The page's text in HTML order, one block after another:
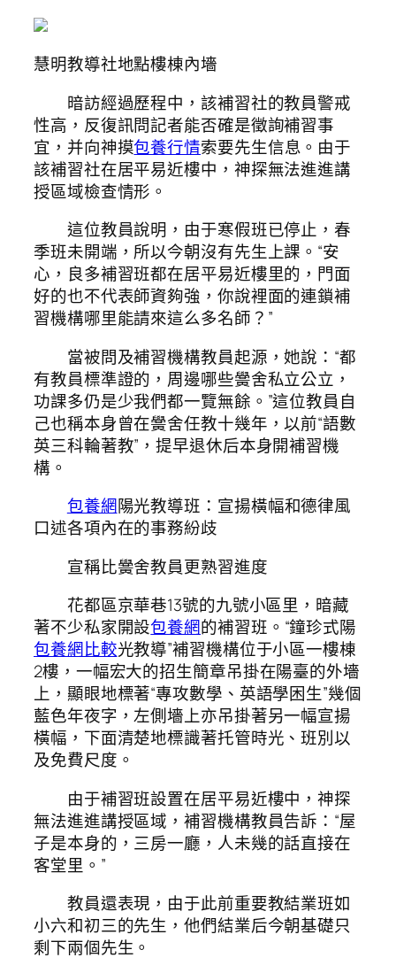
慧明教導社地點樓棟內墻
暗訪經過歷程中，該補習社的教員警戒
性高，反復訊問記者能否確是徵詢補習事
宜，并向神摸包養行情索要先生信息。由于
該補習社在居平易近樓中，神探無法進進講
授區域檢查情形。
這位教員說明，由于寒假班已停止，春
季班未開端，所以今朝沒有先生上課。“安
心，良多補習班都在居平易近樓里的，門面
好的也不代表師資夠強，你說裡面的連鎖補
習機構哪里能請來這么多名師？”
當被問及補習機構教員起源，她說：“都
有教員標準證的，周邊哪些黌舍私立公立，
功課多仍是少我們都一覽無餘。”這位教員自
己也稱本身曾在黌舍任教十幾年，以前“語數
英三科輪著教”，提早退休后本身開補習機
構。
包養網陽光教導班：宣揚橫幅和德律風
口述各項內在的事務紛歧
宣稱比黌舍教員更熟習進度
花都區京華巷13號的九號小區里，暗藏
著不少私家開設包養網的補習班。“鐘珍式陽
包養網比較光教導”補習機構位于小區一樓棟
2樓，一幅宏大的招生簡章吊掛在陽臺的外墻
上，顯眼地標著“專攻數學、英語學困生”幾個
藍色年夜字，左側墻上亦吊掛著另一幅宣揚
橫幅，下面清楚地標識著托管時光、班別以
及免費尺度。
由于補習班設置在居平易近樓中，神探
無法進進講授區域，補習機構教員告訴：“屋
子是本身的，三房一廳，人未幾的話直接在
客堂里。”
教員還表現，由于此前重要教結業班如
小六和初三的先生，他們結業后今朝基礎只
剩下兩個先生。